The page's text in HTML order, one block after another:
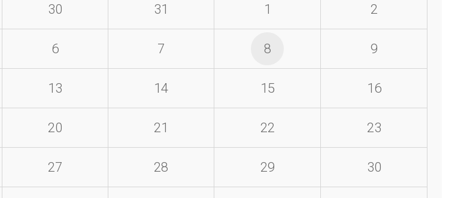
30 31 1 2
6 7 8 9
13 14 15 16
20 21 22 23
27 28 29 30